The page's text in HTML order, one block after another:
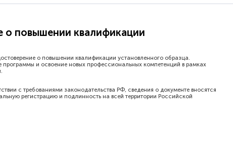
о повышении квалификации
о повышении квалификации установленного образца.
и освоение новых профессиональных компетенций в рамках
с требованиями законодательства РФ, сведения о документе вносятся
регистрацию и подлинность на всей территории Российской